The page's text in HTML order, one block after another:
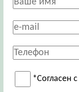
*Согласен с